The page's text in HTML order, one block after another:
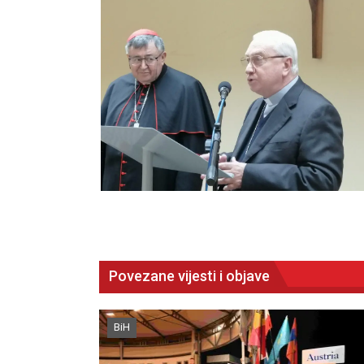
Povezane vijesti i objave
BiH